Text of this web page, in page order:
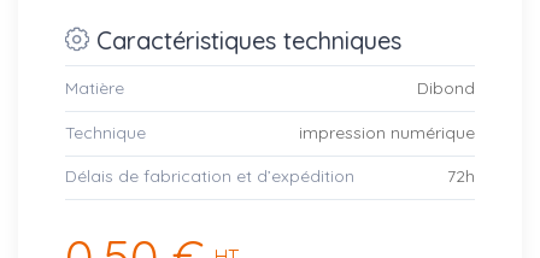
Caractéristiques techniques
Matière Dibond
Technique impression numérique
Délais de fabrication et d’expédition 72h